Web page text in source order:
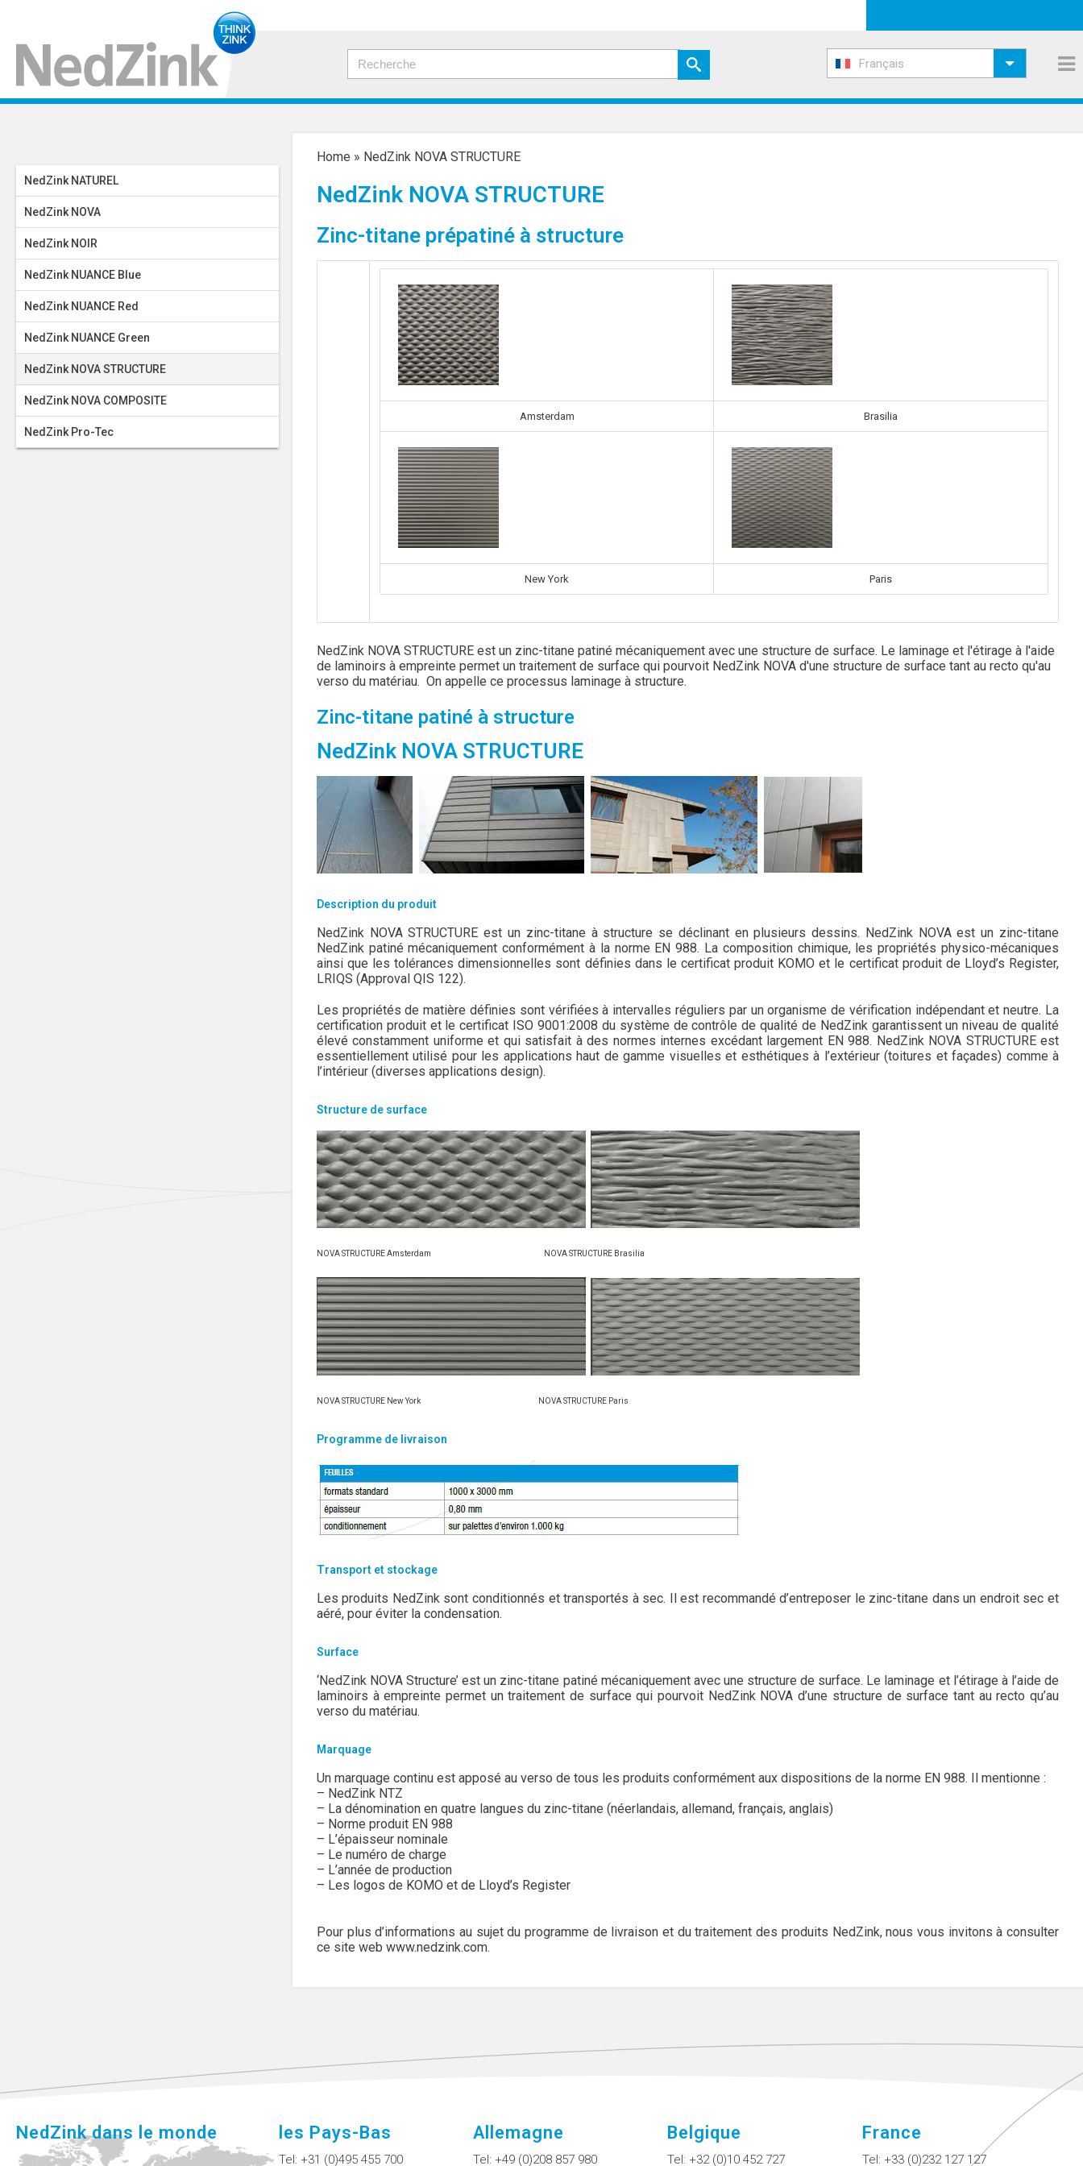
Français
Home » NedZink NOVA STRUCTURE
NedZink NOVA STRUCTURE
Zinc-titane prépatiné à structure
Amsterdam Brasilia
New York Paris
NedZink NOVA STRUCTURE est un zinc-titane patiné mécaniquement avec une structure de surface. Le laminage et l'étirage à l'aide
de laminoirs à empreinte permet un traitement de surface qui pourvoit NedZink NOVA d'une structure de surface tant au recto qu'au
verso du matériau. On appelle ce processus laminage à structure.
Zinc-titane patiné à structure
NedZink NOVA STRUCTURE
Description du produit
NedZink NOVA STRUCTURE est un zinc-titane à structure se déclinant en plusieurs dessins. NedZink NOVA est un zinc-titane
NedZink patiné mécaniquement conformément à la norme EN 988. La composition chimique, les propriétés physico-mécaniques
ainsi que les tolérances dimensionnelles sont définies dans le certificat produit KOMO et le certificat produit de Lloyd’s Register,
LRIQS (Approval QIS 122).
Les propriétés de matière définies sont vérifiées à intervalles réguliers par un organisme de vérification indépendant et neutre. La
certification produit et le certificat ISO 9001:2008 du système de contrôle de qualité de NedZink garantissent un niveau de qualité
élevé constamment uniforme et qui satisfait à des normes internes excédant largement EN 988. NedZink NOVA STRUCTURE est
essentiellement utilisé pour les applications haut de gamme visuelles et esthétiques à l’extérieur (toitures et façades) comme à
l’intérieur (diverses applications design).
Structure de surface
NOVA STRUCTURE Amsterdam NOVA STRUCTURE Brasilia
NOVA STRUCTURE New York NOVA STRUCTURE Paris
Programme de livraison
Transport et stockage
Les produits NedZink sont conditionnés et transportés à sec. Il est recommandé d’entreposer le zinc-titane dans un endroit sec et
aéré, pour éviter la condensation.
Surface
‘NedZink NOVA Structure’ est un zinc-titane patiné mécaniquement avec une structure de surface. Le laminage et l’étirage à l’aide de
laminoirs à empreinte permet un traitement de surface qui pourvoit NedZink NOVA d’une structure de surface tant au recto qu’au
verso du matériau.
Marquage
Un marquage continu est apposé au verso de tous les produits conformément aux dispositions de la norme EN 988. Il mentionne :
– NedZink NTZ
– La dénomination en quatre langues du zinc-titane (néerlandais, allemand, français, anglais)
– Norme produit EN 988
– L’épaisseur nominale
– Le numéro de charge
– L’année de production
– Les logos de KOMO et de Lloyd’s Register
Pour plus d’informations au sujet du programme de livraison et du traitement des produits NedZink, nous vous invitons à consulter
ce site web www.nedzink.com.
NedZink NATUREL
NedZink NOVA
NedZink NOIR
NedZink NUANCE Blue
NedZink NUANCE Red
NedZink NUANCE Green
NedZink NOVA STRUCTURE
NedZink NOVA COMPOSITE
NedZink Pro-Tec
NedZink dans le monde les Pays-Bas
Tel: +31 (0)495 455 700
Allemagne
Tel: +49 (0)208 857 980
Belgique
Tel: +32 (0)10 452 727
France
Tel: +33 (0)232 127 127